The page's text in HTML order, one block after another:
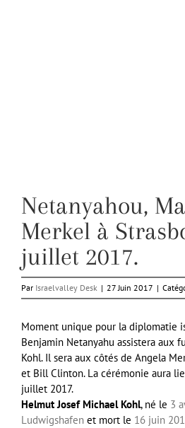
Netanyahou,
Merkel à
juillet 2017.
Par Israelvalley Desk | 27 Juin 2017 |
Moment unique pour la diplomatie
Benjamin Netanyahu assistera aux
Kohl. Il sera aux côtés de Angela
et Bill Clinton. La cérémonie aura
juillet 2017.
Helmut Josef Michael Kohl, né le 3
Ludwigshafen et mort le 16 juin